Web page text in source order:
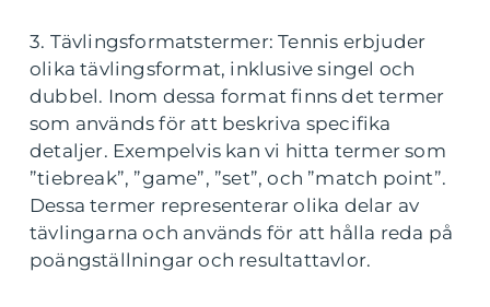
3. Tävlingsformatstermer: Tennis erbjuder
olika tävlingsformat, inklusive singel och
dubbel. Inom dessa format finns det termer
som används för att beskriva specifika
detaljer. Exempelvis kan vi hitta termer som
”tiebreak”, ”game”, ”set”, och ”match point”.
Dessa termer representerar olika delar av
tävlingarna och används för att hålla reda på
poängställningar och resultattavlor.